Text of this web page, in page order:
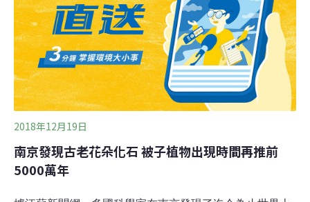
全新的體型計算模式，試圖回答到底哪類特定物種才能奪
得最大哺乳動物的桂冠。結果顯示，主要生存於更新世的
古菱齒象中的納瑪古菱齒象（Palaeoloxodon
2018年12月19日
南京發現古老花朵化石 被子植物出現時間再推前
5000萬年